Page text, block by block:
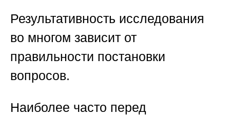
Результативность исследования
во многом зависит от
правильности постановки
вопросов.
Наиболее часто перед